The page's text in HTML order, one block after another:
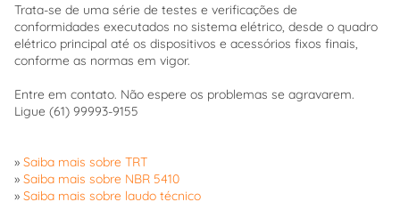
Trata-se de uma série de testes e verificações de
conformidades executados no sistema elétrico, desde o quadro
elétrico principal até os dispositivos e acessórios fixos finais,
conforme as normas em vigor.
Entre em contato. Não espere os problemas se agravarem.
Ligue (61) 99993-9155
» Saiba mais sobre TRT
» Saiba mais sobre NBR 5410
» Saiba mais sobre laudo técnico